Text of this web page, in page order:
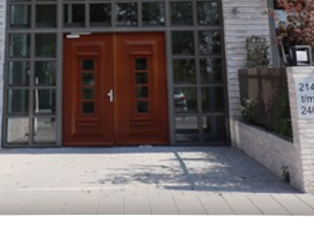
Alle veelgestelde vragen